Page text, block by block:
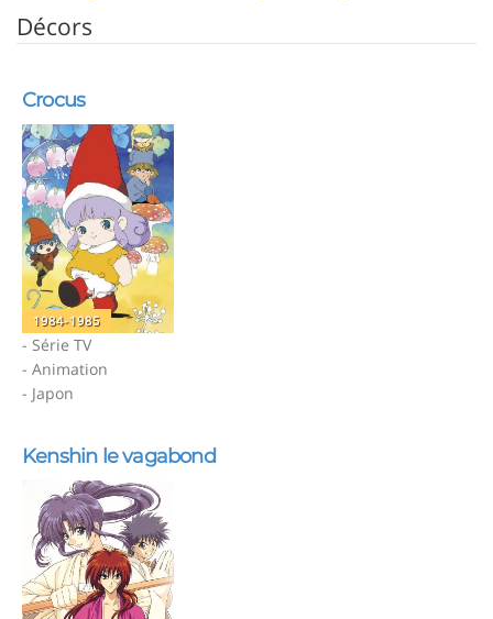
Décors
Crocus
1984-1985
- Série TV
- Animation
- Japon
Kenshin le vagabond